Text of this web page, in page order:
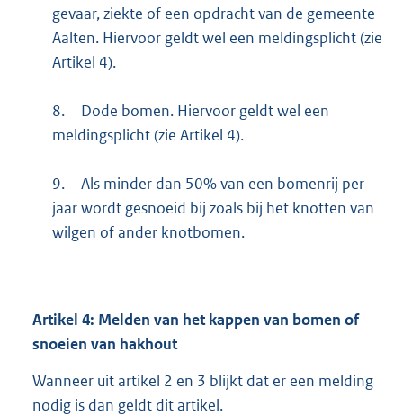
gevaar, ziekte of een opdracht van de gemeente
Aalten. Hiervoor geldt wel een meldingsplicht (zie
Artikel 4).
8.
Dode bomen. Hiervoor geldt wel een
meldingsplicht (zie Artikel 4).
9.
Als minder dan 50% van een bomenrij per
jaar wordt gesnoeid bij zoals bij het knotten van
wilgen of ander knotbomen.
Artikel 4: Melden van het kappen van bomen of
snoeien van hakhout
Wanneer uit artikel 2 en 3 blijkt dat er een melding
nodig is dan geldt dit artikel.